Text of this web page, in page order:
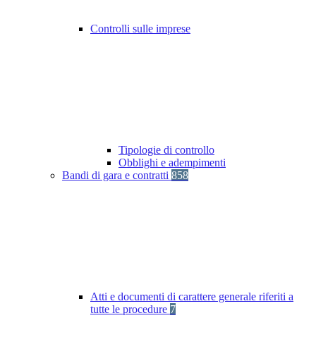
Controlli sulle imprese
Tipologie di controllo
Obblighi e adempimenti
Bandi di gara e contratti 858
Atti e documenti di carattere generale riferiti a
tutte le procedure 7